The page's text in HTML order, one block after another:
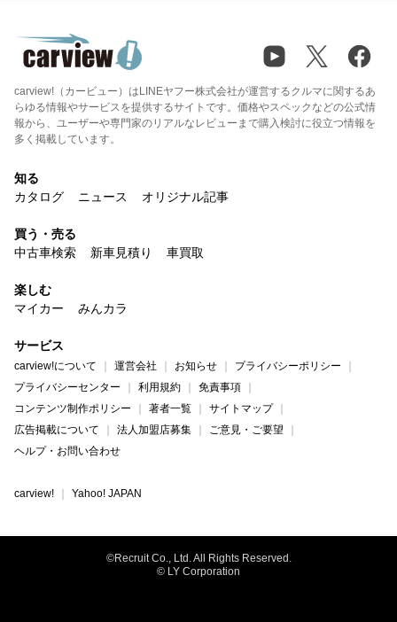
carview!（カービュー）はLINEヤフー株式会社が運営するクルマに関するあ
らゆる情報やサービスを提供するサイトです。価格やスペックなどの公式情
報から、ユーザーや専門家のリアルなレビューまで購入検討に役立つ情報を
多く掲載しています。
知る
カタログ
ニュース オリジナル記事
買う・売る
中古車検索
新車見積り 車買取
楽しむ
マイカー
みんカラ
サービス
carview!について 運営会社 お知らせ
プライバシーポリシー
プライバシーセンター
利用規約
免責事項
コンテンツ制作ポリシー
著者一覧
サイトマップ
広告掲載について
法人加盟店募集
ご意見・ご要望
ヘルプ・お問い合わせ
carview! Yahoo! JAPAN
©Recruit Co., Ltd. All Rights Reserved.
© LY Corporation